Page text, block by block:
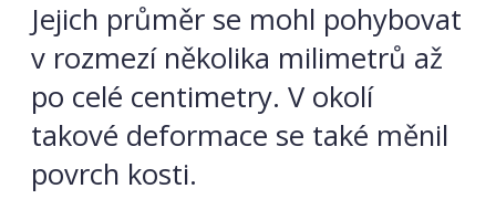
Jejich průměr se mohl pohybovat
v rozmezí několika milimetrů až
po celé centimetry. V okolí
takové deformace se také měnil
povrch kosti.